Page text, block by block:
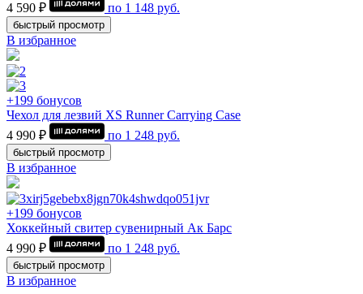
4 590 ₽
по 1 148 руб.
быстрый просмотр
В избранное
+199 бонусов
Чехол для лезвий XS Runner Carrying Case
4 990 ₽
по 1 248 руб.
быстрый просмотр
В избранное
+199 бонусов
Хоккейный свитер сувенирный Ак Барс
4 990 ₽
по 1 248 руб.
быстрый просмотр
В избранное